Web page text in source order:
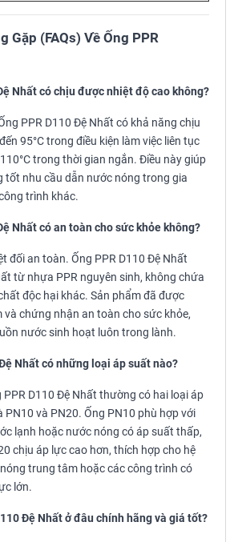
Gặp (FAQs) Về Ống PPR
Nhất có chịu được nhiệt độ cao không?
PPR D110 Đệ Nhất có khả năng chịu
95°C trong điều kiện làm việc liên tục
trong thời gian ngắn. Điều này giúp
tốt nhu cầu dẫn nước nóng trong gia
trình khác.
Nhất có an toàn cho sức khỏe không?
đối an toàn. Ống PPR D110 Đệ Nhất
từ nhựa PPR nguyên sinh, không chứa
độc hại khác. Sản phẩm đã được
và chứng nhận an toàn cho sức khỏe,
nước sinh hoạt luôn trong lành.
Nhất có những loại áp suất nào?
PPR D110 Đệ Nhất thường có hai loại áp
PN10 và PN20. Ống PN10 phù hợp với
lạnh hoặc nước nóng có áp suất thấp,
chịu áp lực cao hơn, thích hợp cho hệ
trung tâm hoặc các công trình có
lớn.
Đệ Nhất ở đâu chính hãng và giá tốt?